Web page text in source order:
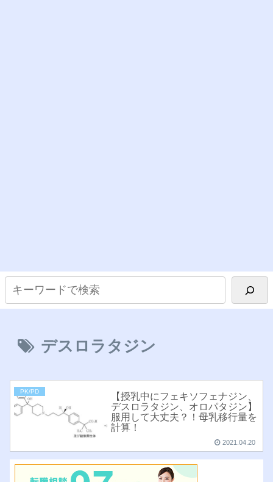
デスロラタジン
PK/PD
【授乳中にフェキソフェナジン、
デスロラタジン、オロパタジン】
服用して大丈夫？！母乳移行量を
計算！
2021.04.20